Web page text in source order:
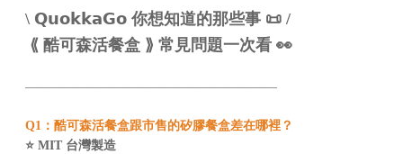
會員登入
\ 𝗤𝘂𝗼𝗸𝗸𝗮𝗚𝗼 你想知道的那些事 📜 /
⟪ 酷可森活餐盒 ⟫ 常見問題一次看 👀
————————————————————
Q1：酷可森活餐盒跟市售的矽膠餐盒差在哪裡？
⭐ MIT 台灣製造